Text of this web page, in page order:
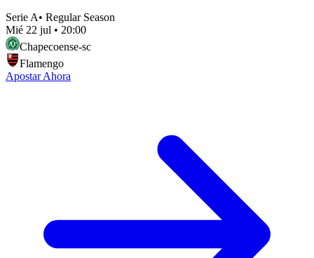
Serie A• Regular Season
Mié 22 jul • 20:00
Chapecoense-sc
Flamengo
Apostar Ahora